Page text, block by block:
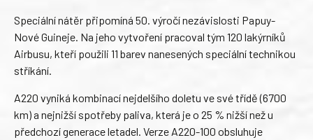
Speciální nátěr připomíná 50. výročí nezávislosti Papuy-
Nové Guineje. Na jeho vytvoření pracoval tým 120 lakýrníků
Airbusu, kteří použili 11 barev nanesených speciální technikou
stříkání.
A220 vyniká kombinací nejdelšího doletu ve své třídě (6700
km) a nejnižší spotřeby paliva, která je o 25 % nižší než u
předchozí generace letadel. Verze A220-100 obsluhuje